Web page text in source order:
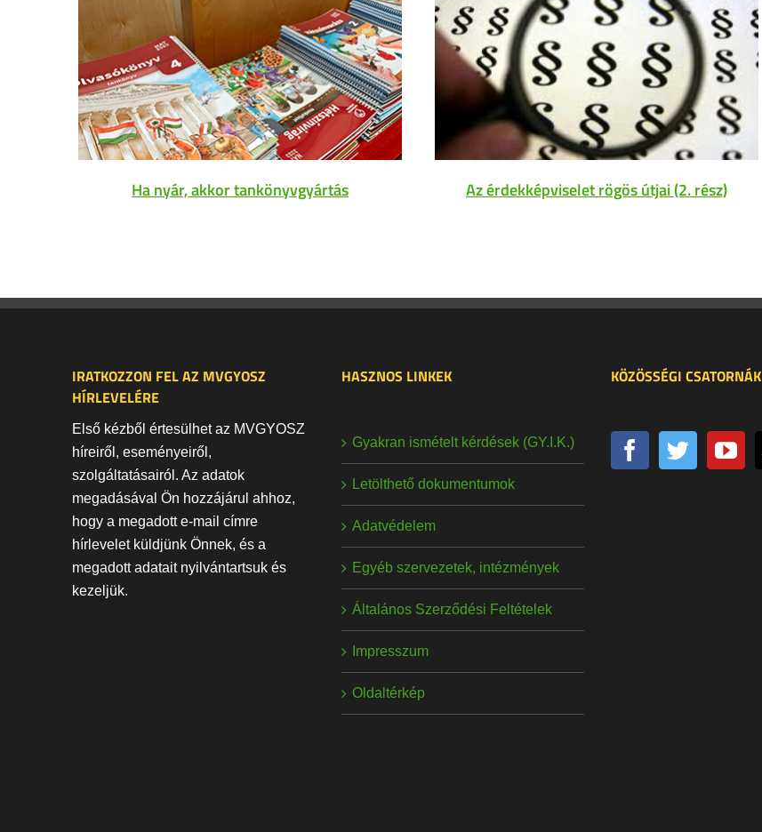
Ha nyár, akkor tankönyvgyártás Az érdekképviselet rögös útjai (2. rész)
IRATKOZZON FEL AZ MVGYOSZ
HÍRLEVELÉRE
Első kézből értesülhet az MVGYOSZ
híreiről, eseményeiről,
szolgáltatásairól. Az adatok
megadásával Ön hozzájárul ahhoz,
hogy a megadott e-mail címre
hírlevelet küldjünk Önnek, és a
megadott adatait nyilvántartsuk és
kezeljük.
HASZNOS LINKEK
Gyakran ismételt kérdések (GY.I.K.)
Letölthető dokumentumok
Adatvédelem
Egyéb szervezetek, intézmények
Általános Szerződési Feltételek
Impresszum
Oldaltérkép
KÖZÖSSÉGI CSATORNÁK